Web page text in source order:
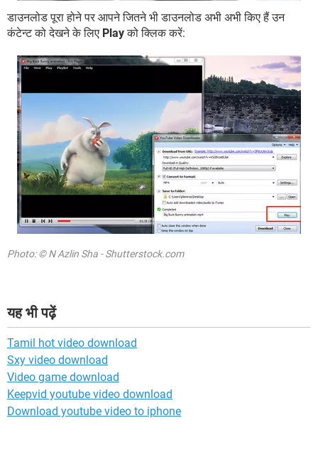
डाउनलोड पूरा होने पर आपने जितने भी डाउनलोड अभी अभी किए हैं उन
कंटेन्ट को देखने के लिए Playको क्लिक करें:
Photo: © N Azlin Sha - Shutterstock.com
यह भी पढ़ें
Tamil hot video download
Sxy video download
Video game download
Keepvid youtube video download
Download youtube video to iphone